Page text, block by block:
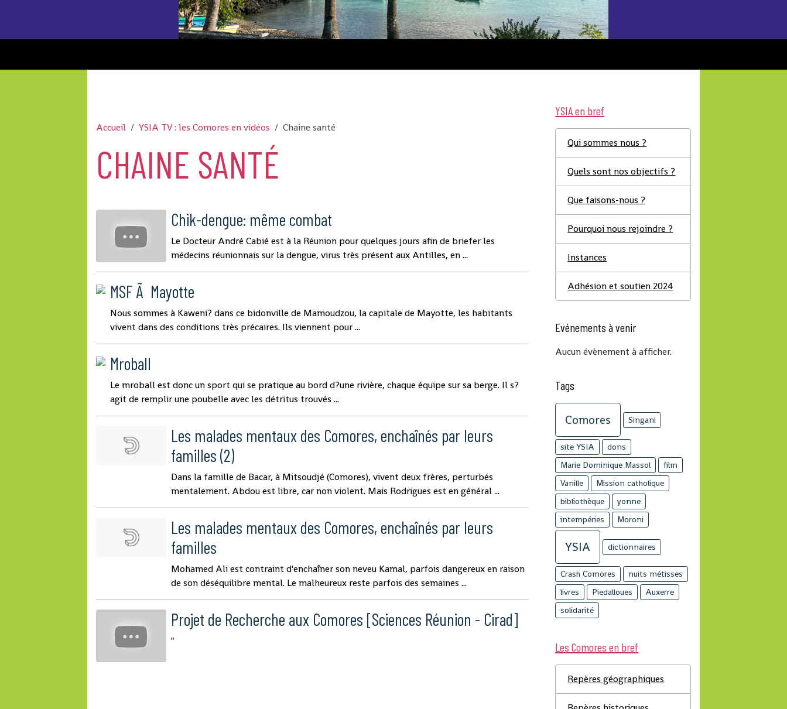
Accueil YSIA TV : les Comores en vidéos Chaine santé
CHAINE SANTÉ
Chik-dengue: même combat
Le Docteur André Cabié est à la Réunion pour quelques jours afin de briefer les
médecins réunionnais sur la dengue, virus très présent aux Antilles, en ...
MSF Ã Mayotte
Nous sommes à Kaweni? dans ce bidonville de Mamoudzou, la capitale de Mayotte, les habitants
vivent dans des conditions très précaires. Ils viennent pour ...
Mroball
Le mroball est donc un sport qui se pratique au bord d?une rivière, chaque équipe sur sa berge. Il s?
agit de remplir une poubelle avec les détritus trouvés ...
Les malades mentaux des Comores, enchaînés par leurs
familles (2)
Dans la famille de Bacar, à Mitsoudjé (Comores), vivent deux frères, perturbés
mentalement. Abdou est libre, car non violent. Mais Rodrigues est en général ...
Les malades mentaux des Comores, enchaînés par leurs
familles
Mohamed Ali est contraint d'enchaîner son neveu Kamal, parfois dangereux en raison
de son déséquilibre mental. Le malheureux reste parfois des semaines ...
Projet de Recherche aux Comores [Sciences Réunion - Cirad]
"
YSIA en bref
Qui sommes nous ?
Quels sont nos objectifs ?
Que faisons-nous ?
Pourquoi nous rejoindre ?
Instances
Adhésion et soutien 2024
Evénements à venir
Aucun évènement à afficher.
Tags
Comores Singani
site YSIA
dons
Marie Dominique Massol
film
Vanille
Mission catholique
bibliothèque
yonne
intempéries
Moroni
YSIA dictionnaires
Crash Comores
nuits métisses
livres
Piedalloues
Auxerre
solidarité
Les Comores en bref
Repères géographiques